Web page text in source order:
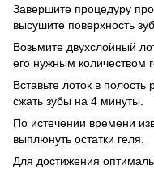
Завершите процедуру
высушите поверхность
Возьмите двухслойный
его нужным количеством
Вставьте лоток в полость
сжать зубы на 4 минуты.
По истечении времени
выплюнуть остатки геля.
Для достижения